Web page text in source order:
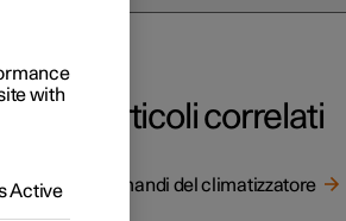
finanziamento
Articoli correlati
Comandi del climatizzatore
with
Active